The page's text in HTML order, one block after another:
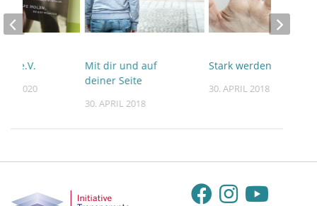
Mit dir und auf
deiner Seite
30. APRIL 2018
Stark werden!
30. APRIL 2018
e.V.
2020